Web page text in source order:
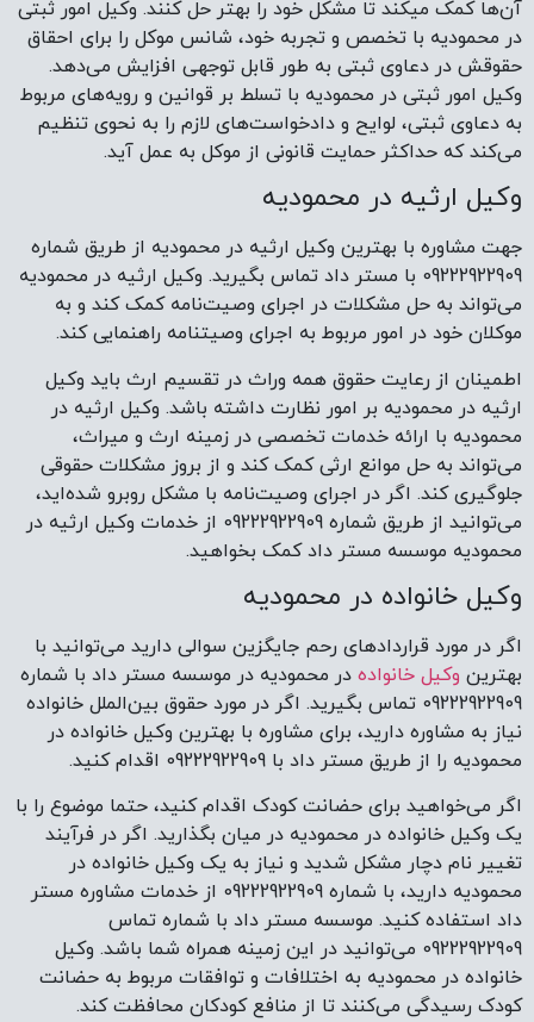
آن‌ها کمک میکند تا مشکل خود را بهتر حل کنند. وکیل امور ثبتی
در محمودیه با تخصص و تجربه خود، شانس موکل را برای احقاق
حقوقش در دعاوی ثبتی به طور قابل توجهی افزایش می‌دهد.
وکیل امور ثبتی در محمودیه با تسلط بر قوانین و رویه‌های مربوط
به دعاوی ثبتی، لوایح و دادخواست‌های لازم را به نحوی تنظیم
می‌کند که حداکثر حمایت قانونی از موکل به عمل آید.
وکیل ارثیه در محمودیه
جهت مشاوره با بهترین وکیل ارثیه در محمودیه از طریق شماره
09222922909 با مستر داد تماس بگیرید. وکیل ارثیه در محمودیه
می‌تواند به حل مشکلات در اجرای وصیت‌نامه کمک کند و به
موکلان خود در امور مربوط به اجرای وصیتنامه راهنمایی کند.
اطمینان از رعایت حقوق همه وراث در تقسیم ارث باید وکیل
ارثیه در محمودیه بر امور نظارت داشته باشد. وکیل ارثیه در
محمودیه با ارائه خدمات تخصصی در زمینه ارث و میراث،
می‌تواند به حل موانع ارثی کمک کند و از بروز مشکلات حقوقی
جلوگیری کند. اگر در اجرای وصیت‌نامه با مشکل روبرو شده‌اید،
می‌توانید از طریق شماره 09222922909 از خدمات وکیل ارثیه در
محمودیه موسسه مستر داد کمک بخواهید.
وکیل خانواده در محمودیه
اگر در مورد قراردادهای رحم جایگزین سوالی دارید می‌توانید با
بهترین وکیل خانواده در محمودیه در موسسه مستر داد با شماره
09222922909 تماس بگیرید. اگر در مورد حقوق بین‌الملل خانواده
نیاز به مشاوره دارید، برای مشاوره با بهترین وکیل خانواده در
محمودیه را از طریق مستر داد با 09222922909 اقدام کنید.
اگر می‌خواهید برای حضانت کودک اقدام کنید، حتما موضوع را با
یک وکیل خانواده در محمودیه در میان بگذارید. اگر در فرآیند
تغییر نام دچار مشکل شدید و نیاز به یک وکیل خانواده در
محمودیه دارید، با شماره 09222922909 از خدمات مشاوره مستر
داد استفاده کنید. موسسه مستر داد با شماره تماس
09222922909 می‌توانید در این زمینه همراه شما باشد. وکیل
خانواده در محمودیه به اختلافات و توافقات مربوط به حضانت
کودک رسیدگی می‌کنند تا از منافع کودکان محافظت کند.